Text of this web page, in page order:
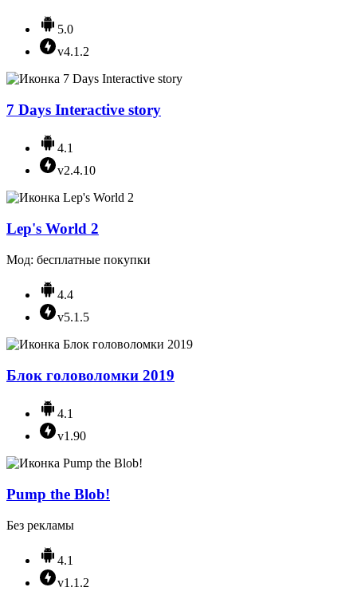
5.0
v4.1.2
7 Days Interactive story
4.1
v2.4.10
Lep's World 2
Мод: бесплатные покупки
4.4
v5.1.5
Блок головоломки 2019
4.1
v1.90
Pump the Blob!
Без рекламы
4.1
v1.1.2